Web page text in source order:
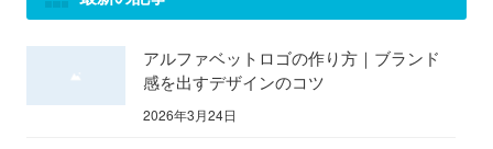
アルファベットロゴの作り方｜ブランド
感を出すデザインのコツ
2026年3月24日